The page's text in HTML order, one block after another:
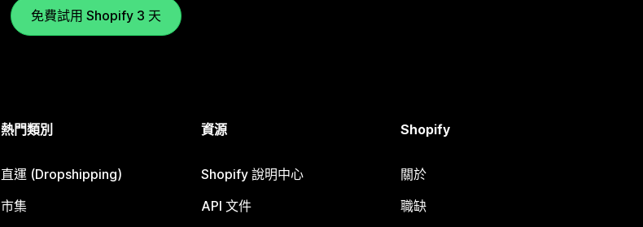
免費試用 Shopify 3 天
熱門類別
直運 (Dropshipping)
市集
資源
Shopify 說明中心
API 文件
Shopify
關於
職缺